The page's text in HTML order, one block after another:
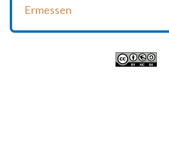
Ermessen